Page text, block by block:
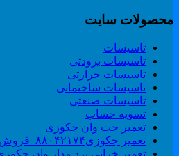
سایت
تاسیسات
تاسیسات برودتی
تاسیسات حرارتی
تاسیسات ساختمانی
تاسیسات صنعتی
تسویه حساب
تعمیر جت وان جکوزی
تعمیر جکوزی۸۸۰۴۲۱۷۴_فروش وان_جکوزی
تعمیر خرابی برد مدار وان جکوزی